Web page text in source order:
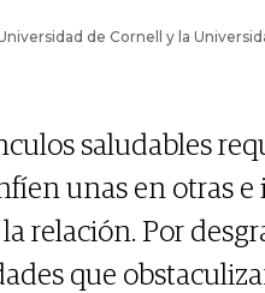
de Cornell y la
saludables
unas en otras
relación. Por
que